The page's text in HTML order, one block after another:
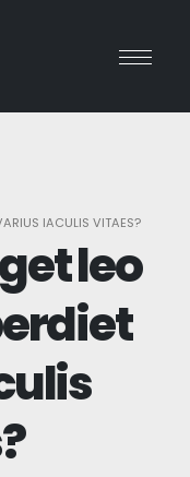
IACULIS VITAES?
leo